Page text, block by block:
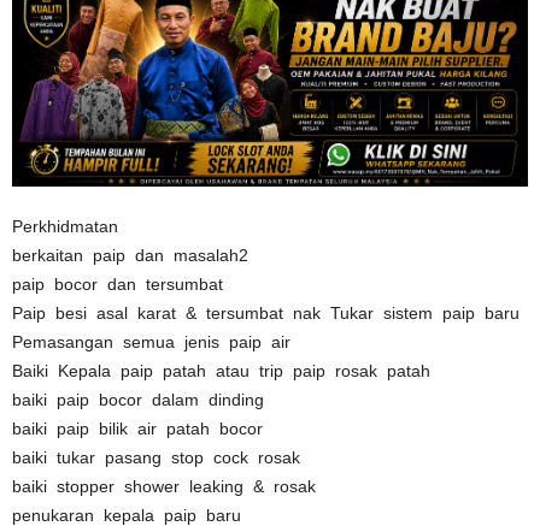
Perkhidmatan
berkaitan paip dan masalah2
paip bocor dan tersumbat
Paip besi asal karat & tersumbat nak Tukar sistem paip baru
Pemasangan semua jenis paip air
Baiki Kepala paip patah atau trip paip rosak patah
baiki paip bocor dalam dinding
baiki paip bilik air patah bocor
baiki tukar pasang stop cock rosak
baiki stopper shower leaking & rosak
penukaran kepala paip baru